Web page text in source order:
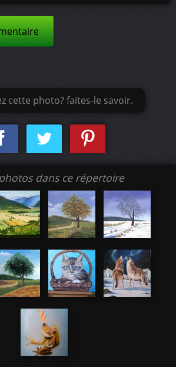
cette photo? faites-le savoir.
dans ce répertoire